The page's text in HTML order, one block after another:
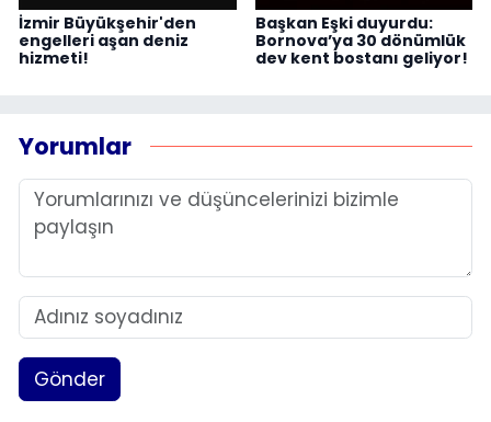
İzmir Büyükşehir'den
engelleri aşan deniz
hizmeti!
Başkan Eşki duyurdu:
Bornova’ya 30 dönümlük
dev kent bostanı geliyor!
Yorumlar
Gönder